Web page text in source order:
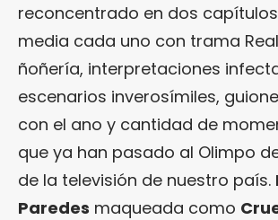
reconcentrado en dos
media cada uno con trama
ñoñería, interpretaciones
escenarios inverosímiles,
con el ano y cantidad de
que ya han pasado al Olimpo
de la televisión de nuestro país.
Paredes maqueada como